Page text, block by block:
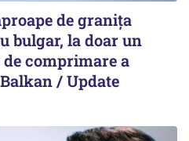
de granița
bulgar, la doar un
comprimare a
/ Update